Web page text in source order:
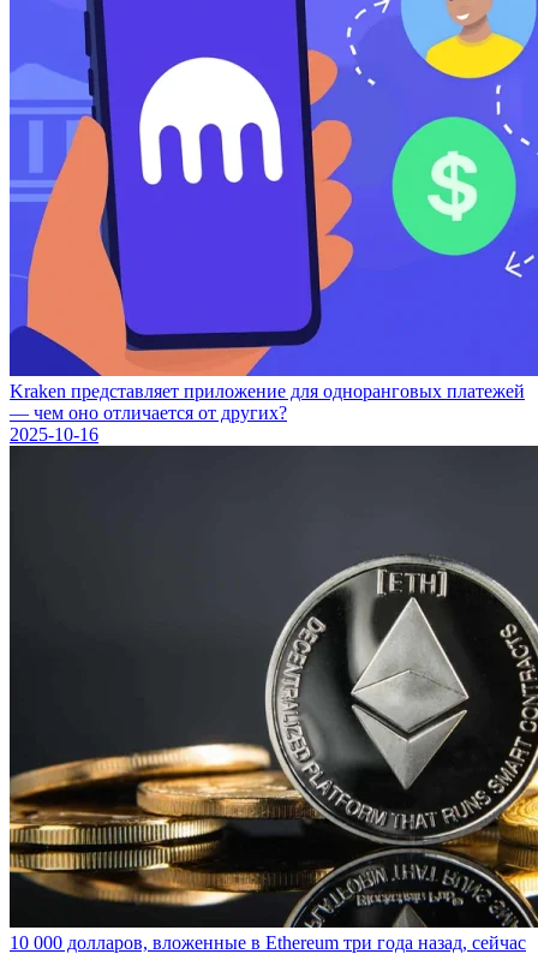
Kraken представляет приложение для одноранговых платежей
— чем оно отличается от других?
2025-10-16
10 000 долларов, вложенные в Ethereum три года назад, сейчас